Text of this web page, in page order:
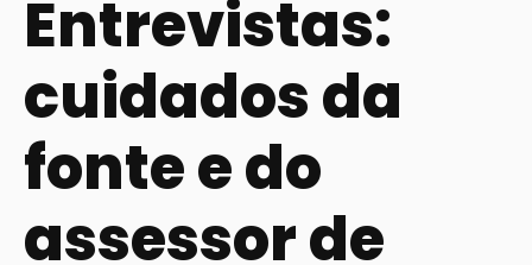
Entrevistas:
cuidados da
fonte e do
assessor de